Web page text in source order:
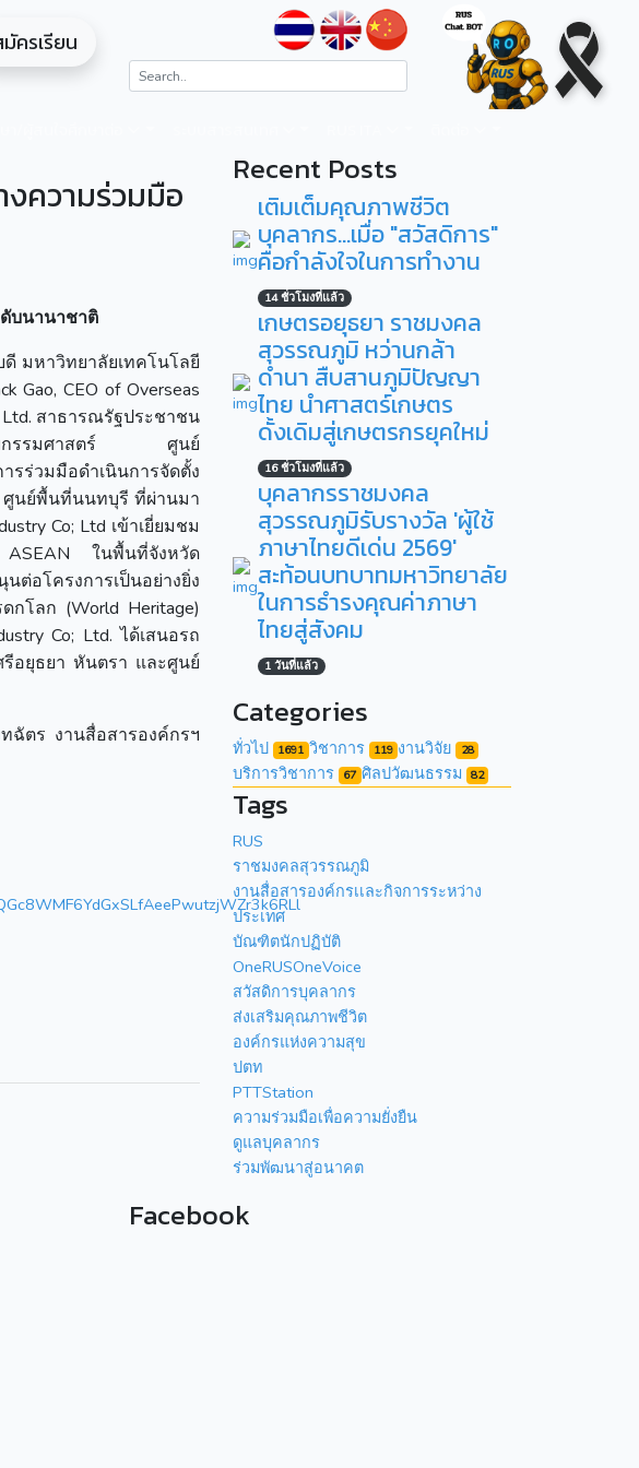
ครเรียน
ความร่วมมือ
ดับนานาชาติ
ดี มหาวิทยาลัยเทคโนโลยี
CEO of Overseas
Ltd. สาธารณรัฐประชาชน
ตยกรรมศาสตร์ ศูนย์
รร่วมมือดำเนินการจัดตั้ง
ศูนย์พื้นที่นนทบุรี ที่ผ่านมา
Co; Ltd เข้าเยี่ยมชม
ในพื้นที่จังหวัด
อโครงการเป็นอย่างยิ่ง
กโลก (World Heritage)
Co; Ltd. ได้เสนอรถ
อยุธยา หันตรา และศูนย์
ตร งานสื่อสารองค์กรฯ
Recent Posts
เติมเต็มคุณภาพชีวิต
บุคลากร...เมื่อ "สวัสดิการ"
คือกำลังใจในการทำงาน
14 ชั่วโมงที่แล้ว
เกษตรอยุธยา ราชมงคล
สุวรรณภูมิ หว่านกล้า
ดำนา สืบสานภูมิปัญญา
ไทย นำศาสตร์เกษตร
ดั้งเดิมสู่เกษตรกรยุคใหม่
16 ชั่วโมงที่แล้ว
บุคลากรราชมงคล
สุวรรณภูมิรับรางวัล 'ผู้ใช้
ภาษาไทยดีเด่น 2569'
สะท้อนบทบาทมหาวิทยาลัย
ในการธำรงคุณค่าภาษา
ไทยสู่สังคม
1 วันที่แล้ว
Categories
ทั่วไป 1691 วิชาการ 119 งานวิจัย 28
บริการวิชาการ 67 ศิลปวัฒนธรรม 82
Tags
RUS
ราชมงคลสุวรรณภูมิ
งานสื่อสารองค์กรเเละกิจการระหว่าง
ประเทศ
บัณฑิตนักปฏิบัติ
OneRUSOneVoice
สวัสดิการบุคลากร
ส่งเสริมคุณภาพชีวิต
องค์กรแห่งความสุข
ปตท
PTTStation
ความร่วมมือเพื่อความยั่งยืน
ดูแลบุคลากร
ร่วมพัฒนาสู่อนาคต
Facebook